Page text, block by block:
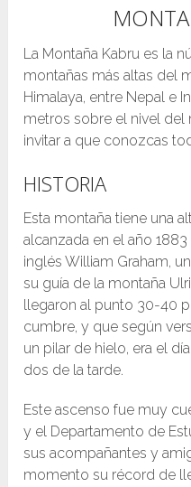
La Montaña Kabru es la
montañas más altas del
Himalaya, entre Nepal e
metros sobre el nivel del
invitar a que conozcas
HISTORIA
Esta montaña tiene una
alcanzada en el año
inglés William Graham,
su guía de la montaña
llegaron al punto 30-40
cumbre, y que según
un pilar de hielo, era el
dos de la tarde.
Este ascenso fue muy
y el Departamento de
sus acompañantes y
momento su récord de